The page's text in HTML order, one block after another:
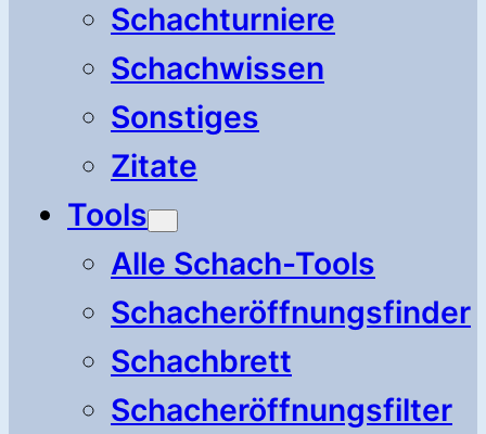
Schachturniere
Schachwissen
Sonstiges
Zitate
Tools
Alle Schach-Tools
Schacheröffnungsfinder
Schachbrett
Schacheröffnungsfilter